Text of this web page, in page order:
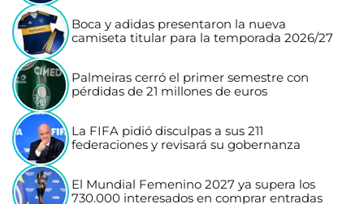
Boca y adidas presentaron la nueva
camiseta titular para la temporada 2026/27
Palmeiras cerró el primer semestre con
pérdidas de 21 millones de euros
La FIFA pidió disculpas a sus 211
federaciones y revisará su gobernanza
El Mundial Femenino 2027 ya supera los
730.000 interesados en comprar entradas